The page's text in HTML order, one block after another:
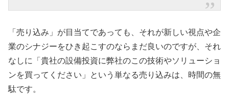
「売り込み」が目当てであっても、それが新しい視点や企
業のシナジーをひき起こすのならまだ良いのですが、それ
なしに「貴社の設備投資に弊社のこの技術やソリューショ
ンを買ってください」という単なる売り込みは、時間の無
駄です。